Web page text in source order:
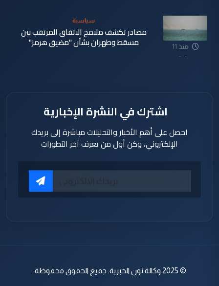
منذ 11
ساعة
سياسية
مصادر تكشف ملامح الاتفاق المرتقب بين
مسقط وطهران بشأن "مضيق هرمز"
اشترك في النشرة الإخبارية
احصل على أهم الأخبار والتحليلات مباشرة إلى بريدك
الإلكتروني، وكن أول من يعرف آخر التطورات
© 2025 وكالة نون الخبرية. جميع الحقوق محفوظة.